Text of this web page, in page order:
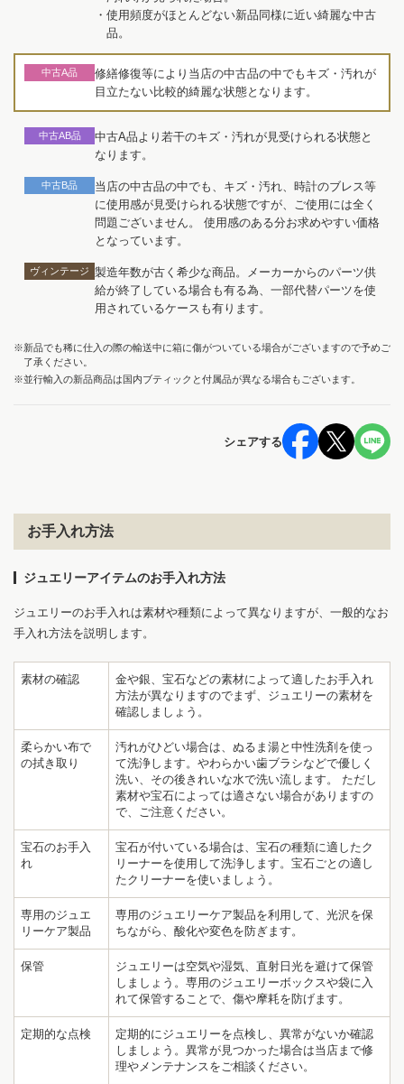
・使用頻度がほとんどない新品同様に近い綺麗な中古
品。
中古A品
修繕修復等により当店の中古品の中でもキズ・汚れが
目立たない比較的綺麗な状態となります。
中古AB品
中古A品より若干のキズ・汚れが見受けられる状態と
なります。
中古B品
当店の中古品の中でも、キズ・汚れ、時計のブレス等
に使用感が見受けられる状態ですが、ご使用には全く
問題ございません。 使用感のある分お求めやすい価格
となっています。
ヴィンテージ 製造年数が古く希少な商品。メーカーからのパーツ供
給が終了している場合も有る為、一部代替パーツを使
用されているケースも有ります。
※新品でも稀に仕入の際の輸送中に箱に傷がついている場合がございますので予めご
了承ください。
※並行輸入の新品商品は国内ブティックと付属品が異なる場合もございます。
シェアする
お手入れ方法
ジュエリーアイテムのお手入れ方法
ジュエリーのお手入れは素材や種類によって異なりますが、一般的なお
手入れ方法を説明します。
素材の確認
金や銀、宝石などの素材によって適したお手入れ
方法が異なりますのでまず、ジュエリーの素材を
確認しましょう。
柔らかい布で
の拭き取り
汚れがひどい場合は、ぬるま湯と中性洗剤を使っ
て洗浄します。やわらかい歯ブラシなどで優しく
洗い、その後きれいな水で洗い流します。 ただし
素材や宝石によっては適さない場合がありますの
で、ご注意ください。
宝石のお手入
れ
宝石が付いている場合は、宝石の種類に適したク
リーナーを使用して洗浄します。宝石ごとの適し
たクリーナーを使いましょう。
専用のジュエ
リーケア製品
専用のジュエリーケア製品を利用して、光沢を保
ちながら、酸化や変色を防ぎます。
保管
ジュエリーは空気や湿気、直射日光を避けて保管
しましょう。専用のジュエリーボックスや袋に入
れて保管することで、傷や摩耗を防げます。
定期的な点検
定期的にジュエリーを点検し、異常がないか確認
しましょう。異常が見つかった場合は当店まで修
理やメンテナンスをご相談ください。
1 7